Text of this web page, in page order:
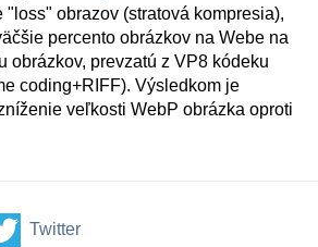
obrazov (stratová kompresia),
percento obrázkov na Webe na
obrázkov, prevzatú z VP8 kódeku
coding+RIFF). Výsledkom je
veľkosti WebP obrázka oproti
Twitter